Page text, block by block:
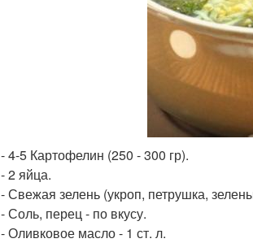
- 4-5 Картофелин (250 - 300 гр).
- 2 яйца.
- Свежая зелень (укроп, петрушка,
- Соль, перец - по вкусу.
- Оливковое масло - 1 ст. л.